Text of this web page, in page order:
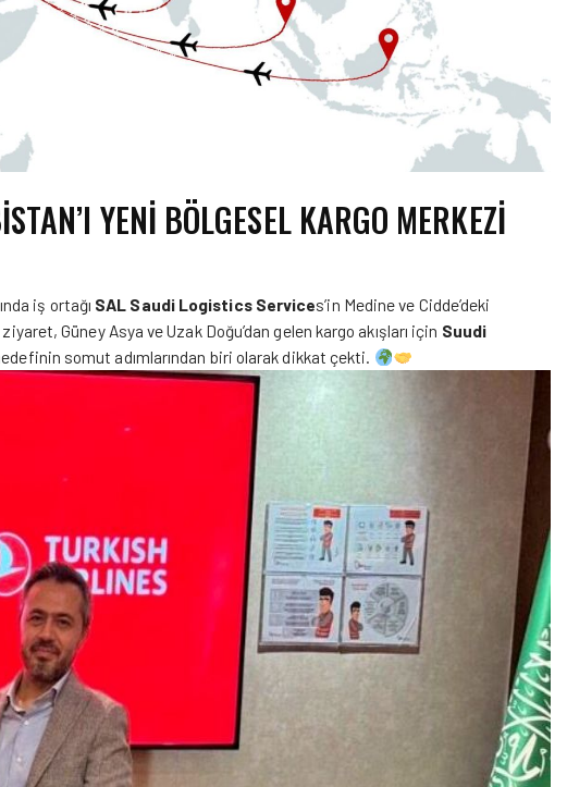
YENI BÖLGESEL KARGO MERKEZI
iş ortağı SAL Saudi Logistics Services’in Medine ve Cidde’deki
Güney Asya ve Uzak Doğu’dan gelen kargo akışları için Suudi
somut adımlarından biri olarak dikkat çekti.